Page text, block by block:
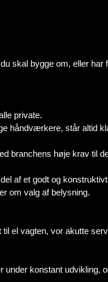
skal bygge om, eller har
private.
håndværkere, står altid
høje krav til
af et godt og
om valg af belysning.
el vagten, vor akutte
konstant udvikling,